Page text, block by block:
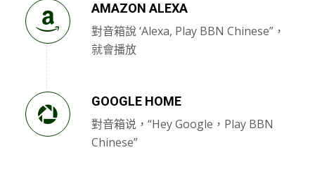
AMAZON ALEXA
對音箱說 ‘Alexa, Play BBN Chinese”，
就會播放
GOOGLE HOME
對音箱说，“Hey Google，Play BBN
Chinese”